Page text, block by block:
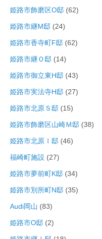
姫路市飾磨区O邸 (62)
姫路市継M邸 (24)
姫路市香寺町F邸 (62)
姫路市継Ｏ邸 (14)
姫路市御立東H邸 (43)
姫路市実法寺H邸 (27)
姫路市北原Ｓ邸 (15)
姫路市飾磨区山崎Ｍ邸 (38)
姫路市北原Ｉ邸 (46)
福崎町施設 (27)
姫路市夢前町K邸 (34)
姫路市別所町N邸 (35)
Audi岡山 (83)
姫路市O邸 (2)